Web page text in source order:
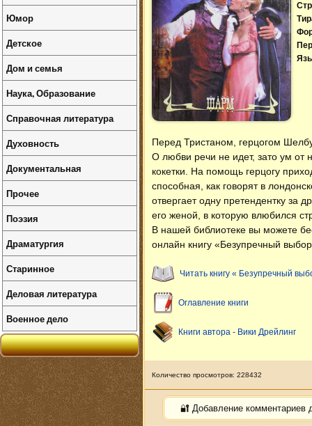
Перед Тристаном, герцогом
О любви речи не идет, зато ум от
кокетки. На помощь герцогу
способная, как говорят в
отвергает одну претендентку за
его женой, в которую влюбился
В нашей библиотеке вы можете
онлайн книгу «Безупречный
Читать книгу « Безупречный
Оглавление книги
Книги автора - Вики Дрейлинг
Количество просмотров: 228432
🔐 Добавление комментариев
Юмор
Детское
Дом и семья
Наука, Образование
Справочная литература
Духовность
Документальная
Прочее
Поэзия
Драматургия
Старинное
Деловая литература
Военное дело